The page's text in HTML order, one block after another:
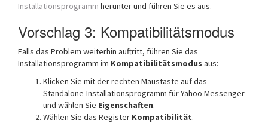
Installationsprogramm herunter und führen Sie es aus.
Vorschlag 3: Kompatibilitätsmodus
Falls das Problem weiterhin auftritt, führen Sie das
Installationsprogramm im Kompatibilitätsmodus aus:
Klicken Sie mit der rechten Maustaste auf das
Standalone-Installationsprogramm für Yahoo Messenger
und wählen Sie Eigenschaften.
Wählen Sie das Register Kompatibilität.